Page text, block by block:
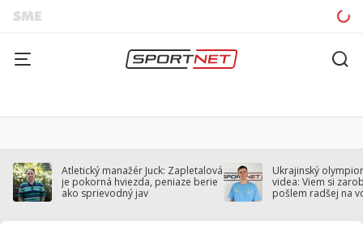
Atletický manažér Juck: Zapletalová
je pokorná hviezda, peniaze berie
ako sprievodný jav
Ukrajinský
videa: Viem si
pošlem radšej na